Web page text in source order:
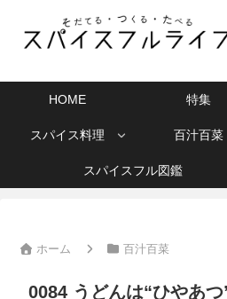
HOME 特集
スパイス料理 百汁百菜
スパイスフル図鑑
ホーム 百汁百菜
0084 うどんは“ひやあつ